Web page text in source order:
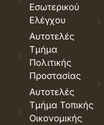
Εσωτερικού
Ελέγχου
Αυτοτελές
Τμήμα
Πολιτικής
Προστασίας
Αυτοτελές
Τμήμα Τοπικής
Οικονομικής